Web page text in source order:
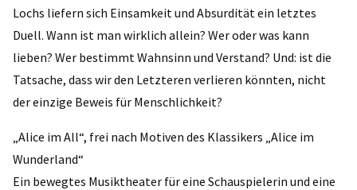
Lochs liefern sich Einsamkeit und Absurdität ein letztes
Duell. Wann ist man wirklich allein? Wer oder was kann
lieben? Wer bestimmt Wahnsinn und Verstand? Und: ist die
Tatsache, dass wir den Letzteren verlieren könnten, nicht
der einzige Beweis für Menschlichkeit?
„Alice im All“, frei nach Motiven des Klassikers „Alice im
Wunderland“
Ein bewegtes Musiktheater für eine Schauspielerin und eine